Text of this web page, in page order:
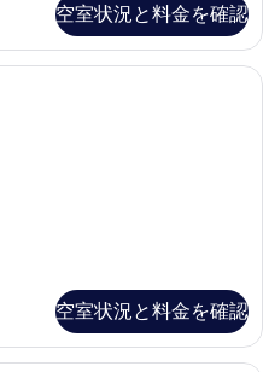
空室状況と料金を確認
1 室のベッドルーム、高級寝具、羽
空室状況と料金を確認